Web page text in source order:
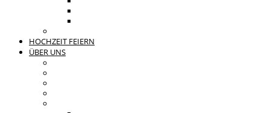
HOCHZEIT FEIERN
ÜBER UNS